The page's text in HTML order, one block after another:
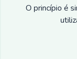
O princípio é